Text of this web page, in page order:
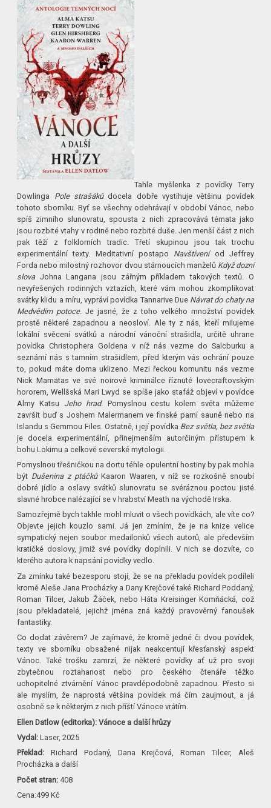
Tahle myšlenka z povídky Terry
Dowlinga Pole strašákůdocela dobře vystihuje většinu povídek
tohoto sborníku. Byť se všechny odehrávají v období Vánoc, nebo
spíš zimního slunovratu, spousta z nich zpracovává témata jako
jsou rozbité vtahy v rodině nebo rozbité duše. Jen menší část z nich
pak těží z folklorních tradic. Třetí skupinou jsou tak trochu
experimentální texty. Meditativní postapo Navštíveníod Jeffrey
Forda nebo milostný rozhovor dvou stárnoucích manželů Když dozní
slovaJohna Langana jsou zářným příkladem takových textů. O
nevyřešených rodinných vztazích, které vám mohou zkomplikovat
svátky klidu a míru, vypráví povídka Tannarive Due Návrat do chaty na
Medvědím potoce. Je jasné, že z toho velkého množství povídek
prostě některé zapadnou a neosloví. Ale ty z nás, kteří milujeme
lokální svěcení svátků a národní vánoční strašidla, určitě uhrane
povídka Christophera Goldena v níž nás vezme do Salcburku a
seznámí nás s tamním strašidlem, před kterým vás ochrání pouze
to, pokud máte doma uklizeno. Mezi řeckou komunitu nás vezme
Nick Mamatas ve své noirové kriminálce říznuté lovecraftovským
hororem, Wellšská Mari Lwyd se spíše jako stafáž objeví v povídce
Almy Katsu Jeho hrad. Pomyslnou cestu kolem světa můžeme
završit buď s Joshem Malermanem ve finské parní sauně nebo na
Islandu s Gemmou Files. Ostatně, i její povídka Bez světla, bez světla
je docela experimentální, přinejmenším autorčiným přístupem k
bohu Lokimu a celkově severské mytologii.
Pomyslnou třešničkou na dortu téhle opulentní hostiny by pak mohla
být Dušenina z ptáčkůKaaron Waaren, v níž se rozkošně snoubí
dobré jídlo a oslavy svátků slunovratu se svéráznou poctou jisté
slavné hrobce nalézající se v hrabství Meath na východě Irska.
Samozřejmě bych takhle mohl mluvit o všech povídkách, ale víte co?
Objevte jejich kouzlo sami. Já jen zmíním, že je na knize velice
sympatický nejen soubor medailonků všech autorů, ale především
kratičké doslovy, jimiž své povídky doplnili. V nich se dozvíte, co
kterého autora k napsání povídky vedlo.
Za zmínku také bezesporu stojí, že se na překladu povídek podíleli
kromě Aleše Jana Procházky a Dany Krejčové také Richard Poddaný,
Roman Tilcer, Jakub Žáček, nebo Háta Kreisinger Komňácká, což
jsou překladatelé, jejichž jména zná každý pravověrný fanoušek
fantastiky.
Co dodat závěrem? Je zajímavé, že kromě jedné či dvou povídek,
texty ve sborníku obsažené nijak neakcentují křesťanský aspekt
Vánoc. Také trošku zamrzí, že některé povídky ať už pro svoji
zbytečnou roztahanost nebo pro českého čtenáře těžko
uchopitelné ztvárnění Vánoc pravděpodobně zapadnou. Přesto si
ale myslím, že naprostá většina povídek má čím zaujmout, a já
osobně se k některým z nich příští Vánoce vrátím.
Ellen Datlow (editorka): Vánoce a další hrůzy
Vydal: Laser, 2025
Překlad: Richard Podaný, Dana Krejčová, Roman Tilcer, Aleš
Procházka a další
Počet stran: 408
Cena:499 Kč